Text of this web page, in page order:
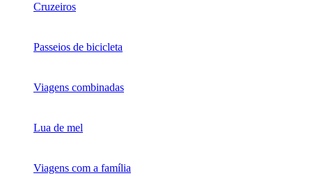
Cruzeiros
Passeios de bicicleta
Viagens combinadas
Lua de mel
Viagens com a família